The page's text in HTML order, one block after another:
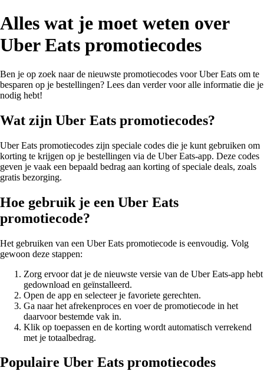
Alles wat je moet weten over
Uber Eats promotiecodes
Ben je op zoek naar de nieuwste promotiecodes voor Uber Eats om te
besparen op je bestellingen? Lees dan verder voor alle informatie die je
nodig hebt!
Wat zijn Uber Eats promotiecodes?
Uber Eats promotiecodes zijn speciale codes die je kunt gebruiken om
korting te krijgen op je bestellingen via de Uber Eats-app. Deze codes
geven je vaak een bepaald bedrag aan korting of speciale deals, zoals
gratis bezorging.
Hoe gebruik je een Uber Eats
promotiecode?
Het gebruiken van een Uber Eats promotiecode is eenvoudig. Volg
gewoon deze stappen:
Zorg ervoor dat je de nieuwste versie van de Uber Eats-app hebt
gedownload en geïnstalleerd.
Open de app en selecteer je favoriete gerechten.
Ga naar het afrekenproces en voer de promotiecode in het
daarvoor bestemde vak in.
Klik op toepassen en de korting wordt automatisch verrekend
met je totaalbedrag.
Populaire Uber Eats promotiecodes